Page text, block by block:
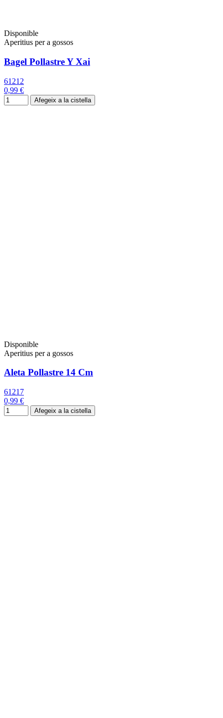
Disponible
Aperitius per a gossos
Bagel Pollastre Y Xai
61212
0,99 €
Afegeix a la cistella
Disponible
Aperitius per a gossos
Aleta Pollastre 14 Cm
61217
0,99 €
Afegeix a la cistella